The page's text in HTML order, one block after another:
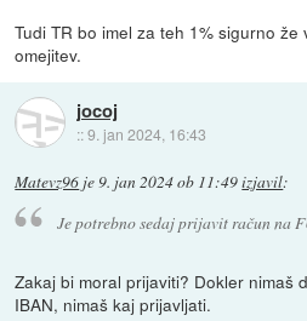
Tudi TR bo imel za teh 1% sigurno
omejitev.
jocoj
::9. jan 2024, 16:43
Matevz96 je9. jan 2024 ob 11:49izjavil:
Je potrebno sedaj prijavit račun na
Zakaj bi moral prijaviti? Dokler nimaš
IBAN, nimaš kaj prijavljati.